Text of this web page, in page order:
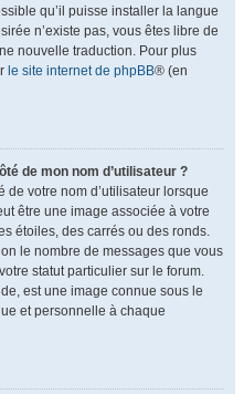
qu’il puisse installer la langue
n’existe pas, vous êtes libre de
nouvelle traduction. Pour plus
le site internet de phpBB® (en
de mon nom d’utilisateur ?
de votre nom d’utilisateur lorsque
être une image associée à votre
étoiles, des carrés ou des ronds.
le nombre de messages que vous
statut particulier sur le forum.
est une image connue sous le
et personnelle à chaque